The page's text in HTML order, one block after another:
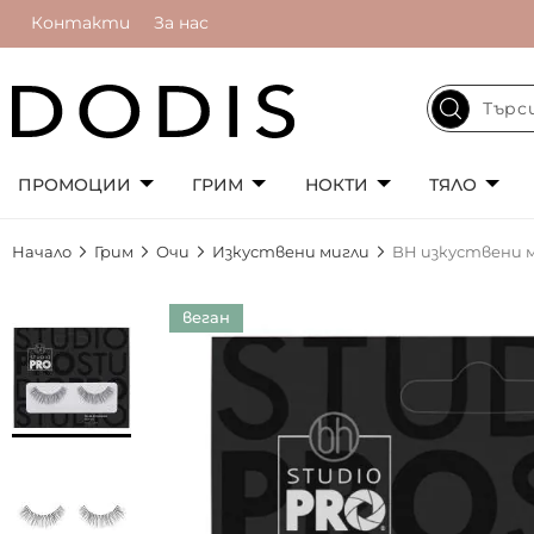
Контакти За нас
ПРОМОЦИИ ГРИМ НОКТИ ТЯЛО
Начало Грим Очи Изкуствени мигли BH изкуствени
веган
към
края
на
галерията